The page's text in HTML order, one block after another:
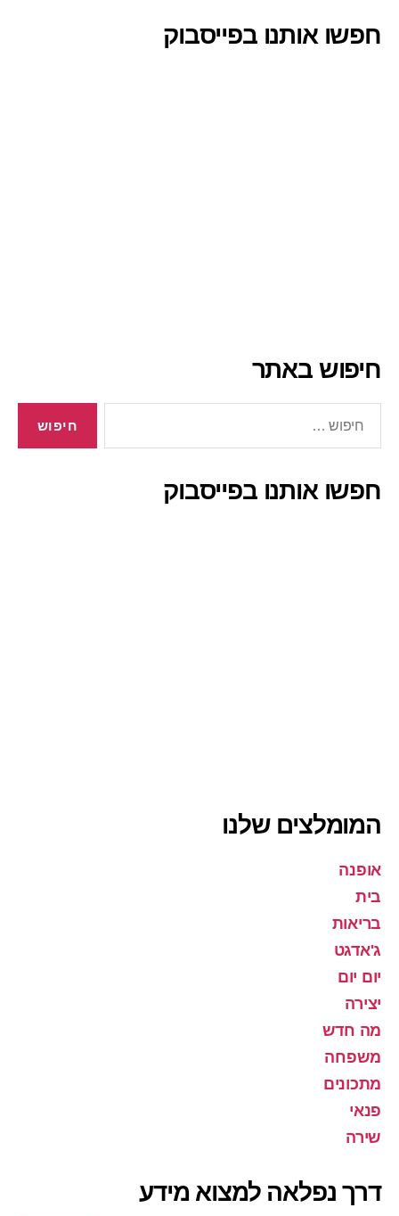
חפשו אותנו בפייסבוק
חיפוש באתר
חפשו אותנו בפייסבוק
המומלצים שלנו
אופנה
בית
בריאות
ג'אדגט
יום יום
יצירה
מה חדש
משפחה
מתכונים
פנאי
שירה
דרך נפלאה למצוא מידע